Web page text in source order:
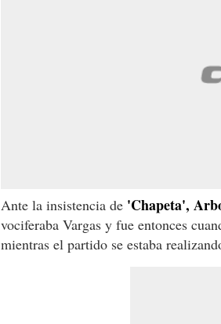
Ante la insistencia de 'Chapeta',
vociferaba Vargas y fue entonces
mientras el partido se estaba